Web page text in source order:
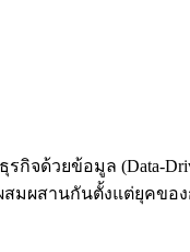
ด้วยข้อมูล (Data-
มผสานกันตั้งแต่ยุคขอ